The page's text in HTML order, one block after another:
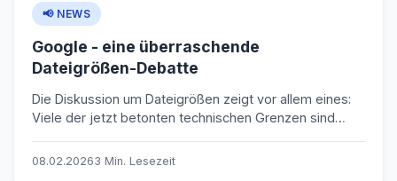
📢 NEWS
Google - eine überraschende
Dateigrößen-Debatte
Die Diskussion um Dateigrößen zeigt vor allem eines:
Viele der jetzt betonten technischen Grenzen sind
Practices. Schlanke Seiten, begrenzte Dateigrößen und
08.02.20263 Min. Lesezeit